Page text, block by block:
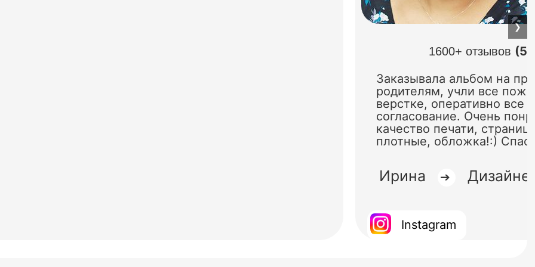
1600+ отзывов
Заказывала альбом на
родителям, учли все
верстке, оперативно все
согласование. Очень
качество печати,
плотные, обложка!:)
Ирина ➔
Instagram
❯